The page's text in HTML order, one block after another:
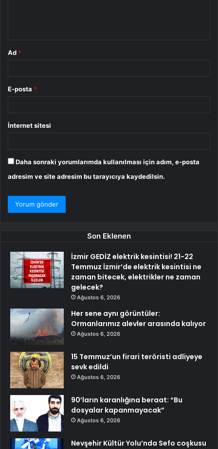
Ad *
E-posta *
İnternet sitesi
Daha sonraki yorumlarımda kullanılması için adım, e-posta
adresim ve site adresim bu tarayıcıya kaydedilsin.
Son Eklenen
İzmir GEDİZ elektrik kesintisi! 21-22
Temmuz İzmir’de elektrik kesintisi ne
zaman bitecek, elektrikler ne zaman
gelecek?
Ağustos 6, 2026
Her sene aynı görüntüler:
Ormanlarımız alevler arasında kalıyor
Ağustos 6, 2026
15 Temmuz’un firari teröristi adliyeye
sevk edildi
Ağustos 6, 2026
90’ların karanlığına beraat: “Bu
dosyalar kapanmayacak”
Ağustos 6, 2026
Nevşehir Kültür Yolu’nda Sefo coşkusu